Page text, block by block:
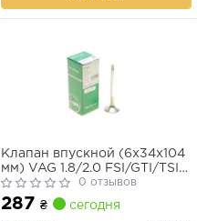
Клапан впускной (6x34x104
мм) VAG 1.8/2.0 FSI/GTI/TSI
03-
0 отзывов
287 ₴ сегодня